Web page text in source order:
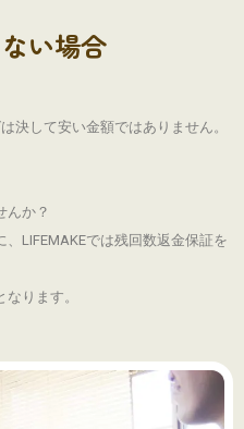
い場合
決して安い金額ではありません。
んか？
LIFEMAKEでは残回数返金保証を
ります。